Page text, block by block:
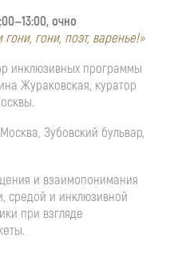
, очно
гони, поэт, варенье!»
инклюзивных программы
Жураковская, куратор
Зубовский бульвар,
и взаимопонимания
средой и инклюзивной
при взгляде